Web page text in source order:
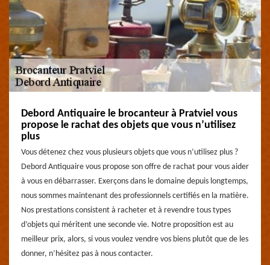
Debord Antiquaire le brocanteur à Pratviel vous
propose le rachat des objets que vous n’utilisez
plus
Vous détenez chez vous plusieurs objets que vous n’utilisez plus ?
Debord Antiquaire vous propose son offre de rachat pour vous aider
à vous en débarrasser. Exerçons dans le domaine depuis longtemps,
nous sommes maintenant des professionnels certifiés en la matière.
Nos prestations consistent à racheter et à revendre tous types
d’objets qui méritent une seconde vie. Notre proposition est au
meilleur prix, alors, si vous voulez vendre vos biens plutôt que de les
donner, n’hésitez pas à nous contacter.